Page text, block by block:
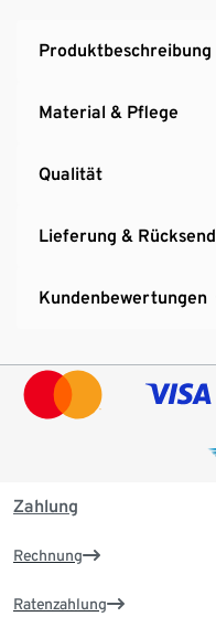
Produktbeschreibung
Material & Pflege
Qualität
Lieferung &
Kundenbewertungen
Zahlung
Rechnung
Ratenzahlung